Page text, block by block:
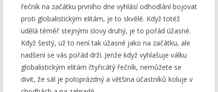
řečník na začátku prvního dne vyhlásí odhodlání bojovat
proti globalistickým elitám, je to skvělé. Když totéž
udělá téměř stejnými slovy druhý, je to pořád úžasné.
Když šestý, už to není tak úžasné jako na začátku, ale
nadšení se vás pořád drží. Jenže když vyhlašuje válku
globalistickým elitám čtyřicátý řečník, nemůžete se
divit, že sál je poloprázdný a většina účastníků koluje v